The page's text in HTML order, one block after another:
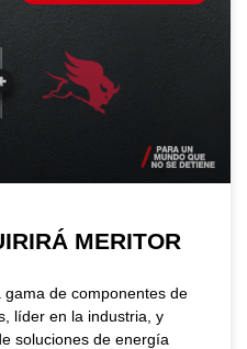
MERITOR
de componentes de
líder en la industria, y
soluciones de energía